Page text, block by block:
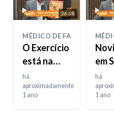
26:08
MÉDICO DE FAMÍLIA
O Exercício
está na
moda
há
aproximadamente
1 ano
em
há
1 ano